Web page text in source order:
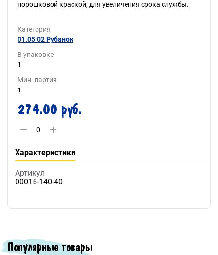
порошковой краской, для увеличения срока службы.
Категория
01.05.02 Рубанок
В упаковке
1
Мин. партия
1
274.00 руб.
Характеристики
Артикул
00015-140-40
Популярные товары